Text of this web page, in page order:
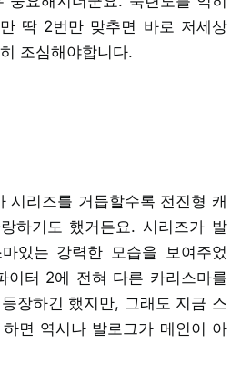
딱 2번만 맞추면 바로 저세상
조심해야합니다.
시리즈를 거듭할수록 전진형 캐
하기도 했거든요. 시리즈가 발
있는 강력한 모습을 보여주었
이터 2에 전혀 다른 카리스마를
장하긴 했지만, 그래도 지금 스
면 역시나 발로그가 메인이 아